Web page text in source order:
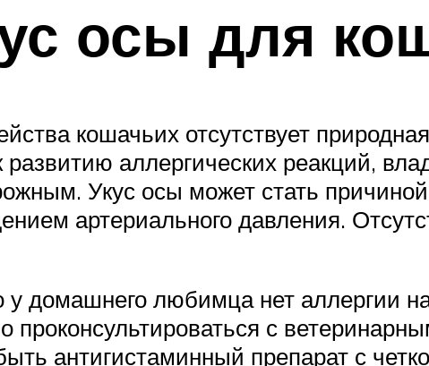
осы для
кошачьих отсутствует
аллергических реакций,
Укус осы может стать
артериального давления.
домашнего любимца нет аллергии
проконсультироваться с
антигистаминный препарат с